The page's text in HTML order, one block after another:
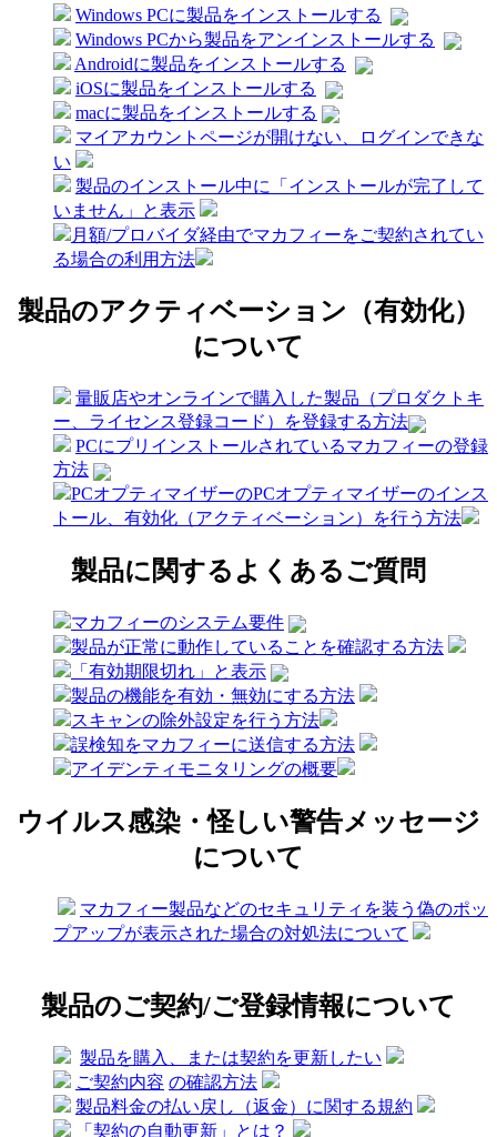
Windows PCに製品をインストールする
Windows PCから製品をアンインストールする
Androidに製品をインストールする
iOSに製品をインストールする
macに製品をインストールする
マイアカウントページが開けない、ログインできな
い
製品のインストール中に「インストールが完了して
いません」と表示
月額/プロバイダ経由でマカフィーをご契約されてい
る場合の利用方法
製品のアクティベーション（有効化）
について
量販店やオンラインで購入した製品（プロダクトキ
ー、ライセンス登録コード）を登録する方法
PCにプリインストールされているマカフィーの登録
方法
PCオプティマイザーのPCオプティマイザーのインス
トール、有効化（アクティベーション）を行う方法
製品に関するよくあるご質問
マカフィーのシステム要件
製品が正常に動作していることを確認する方法
「有効期限切れ」と表示
製品の機能を有効・無効にする方法
スキャンの除外設定を行う方法
誤検知をマカフィーに送信する方法
アイデンティモニタリングの概要
ウイルス感染・怪しい警告メッセージ
について
マカフィー製品などのセキュリティを装う偽のポッ
プアップが表示された場合の対処法について
製品のご契約/ご登録情報について
製品を購入、または契約を更新したい
ご契約内容 の確認方法
製品料金の払い戻し（返金）に関する規約
「契約の自動更新」とは？